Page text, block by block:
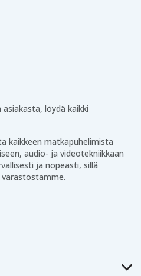
löydä kaikki
kaikkeen matkapuhelimista
audio- ja videotekniikkaan
ja nopeasti, sillä